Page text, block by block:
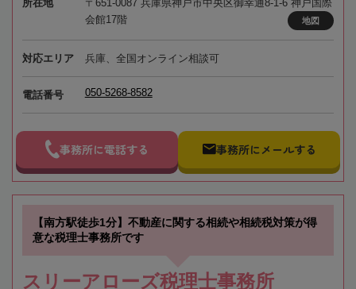
所在地
〒651-0087 兵庫県神戸市中央区御幸通8-1-6 神戸国際
会館17階
地図
対応エリア 兵庫、全国オンライン相談可
電話番号 050-5268-8582
事務所に電話する 事務所にメールする
【南方駅徒歩1分】不動産に関する相続や相続税対策が得
意な税理士事務所です
スリーアローズ税理士事務所